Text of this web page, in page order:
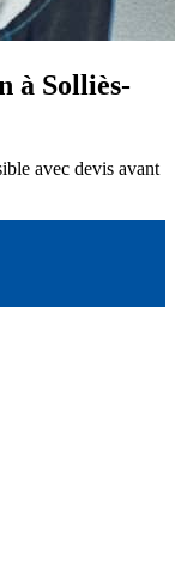
à Solliès-
avec devis avant